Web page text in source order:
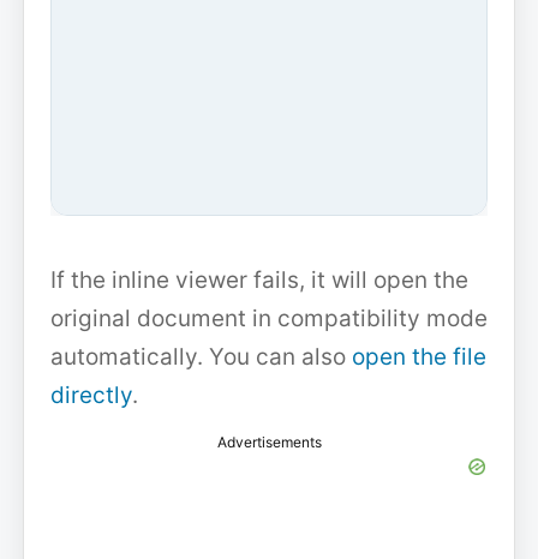
If the inline viewer fails, it will open the
original document in compatibility mode
automatically. You can also open the file
directly.
Advertisements